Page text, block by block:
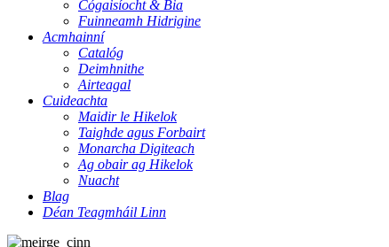
Cógaisíocht & Bia
Fuinneamh Hidrigine
Acmhainní
Catalóg
Deimhnithe
Airteagal
Cuideachta
Maidir le Hikelok
Taighde agus Forbairt
Monarcha Digiteach
Ag obair ag Hikelok
Nuacht
Blag
Déan Teagmháil Linn